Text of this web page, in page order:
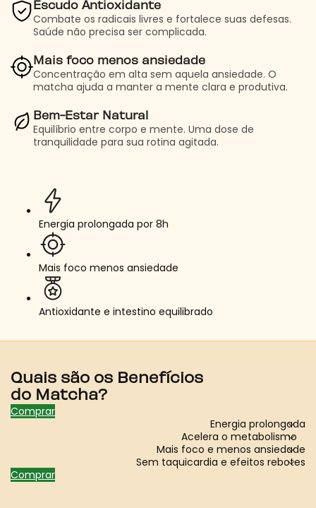
Escudo Antioxidante
Combate os radicais livres e fortalece suas defesas.
Saúde não precisa ser complicada.
Mais foco menos ansiedade
Concentração em alta sem aquela ansiedade. O
matcha ajuda a manter a mente clara e produtiva.
Bem-Estar Natural
Equilíbrio entre corpo e mente. Uma dose de
tranquilidade para sua rotina agitada.
Energia prolongada por 8h
Mais foco menos ansiedade
Antioxidante e intestino equilibrado
Quais são os Benefícios
do Matcha?
Comprar
Energia prolongada
Acelera o metabolismo
Mais foco e menos ansiedade
Sem taquicardia e efeitos rebotes
Comprar